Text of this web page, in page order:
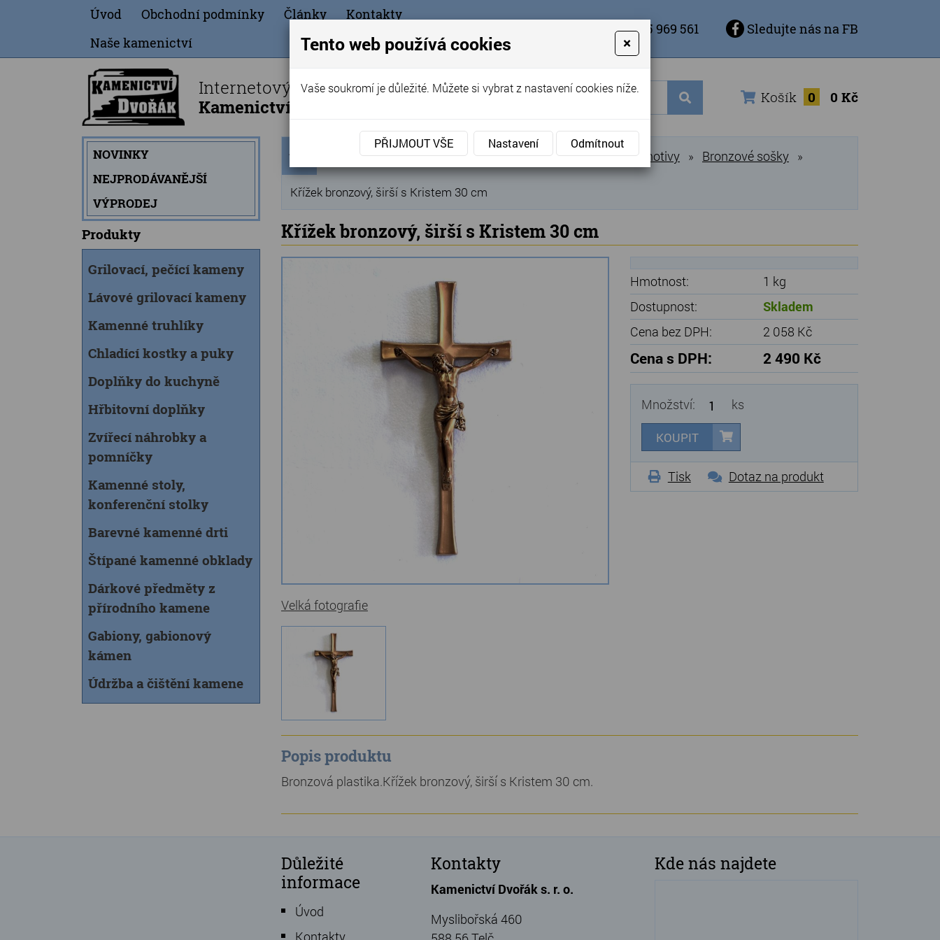
Úvod Obchodní podmínky Články
Kontakty
Naše kamenictví
+420 725 969 561 Sledujte nás na FB
Internetový obchod
Kamenictví Dvořák - Telč
Košík 0 0 Kč
NOVINKY
NEJPRODÁVANĚJŠÍ
VÝPRODEJ
Produkty
Grilovací, pečící kameny
Lávové grilovací kameny
Kamenné truhlíky
Chladící kostky a puky
Doplňky do kuchyně
Hřbitovní doplňky
Zvířecí náhrobky a
pomníčky
Kamenné stoly,
konferenční stolky
Barevné kamenné drti
Štípané kamenné obklady
Dárkové předměty z
přírodního kamene
Gabiony, gabionový
kámen
Údržba a čištění kamene
stránka
Produkty » Hřbitovní doplňky » Pomníkové a náhrobní motivy » Bronzové sošky »
Křížek bronzový, širší s Kristem 30 cm
Křížek bronzový, širší s Kristem 30 cm
Velká fotografie
Hmotnost:
1 kg
Dostupnost:
Skladem
Cena bez DPH:
2 058 Kč
Cena s DPH: 2 490 Kč
Množství: ks
KOUPIT
Tisk Dotaz na produkt
Popis produktu
Bronzová plastika.Křížek bronzový, širší s Kristem 30 cm.
Důležité
informace
Úvod
Kontakty
Kontakty
Kamenictví Dvořák s. r. o.
Myslibořská 460
Kde nás najdete
Tento web používá cookies ×
Vaše soukromí je důležité. Můžete si vybrat z nastavení cookies níže.
PŘIJMOUT VŠE Nastavení Odmítnout